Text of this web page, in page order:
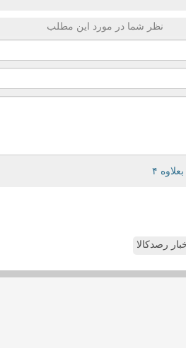
نظر شما در مورد این مطلب
رصدکالا